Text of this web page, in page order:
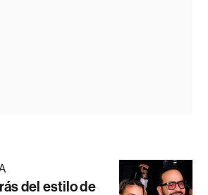
del estilo de